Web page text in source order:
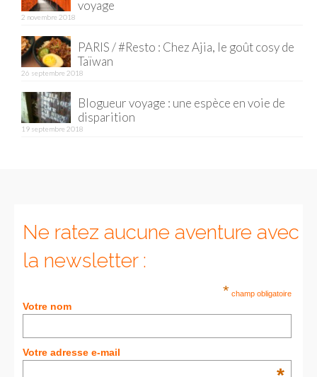
Berlin
Danemark
Royaume-Uni
GUIDES FOOD
– Munich
voyage
2 novembre 2018
PARIS / #Resto : Chez Ajia, le goût cosy de
Taïwan
26 septembre 2018
Blogueur voyage : une espèce en voie de
disparition
19 septembre 2018
Ne ratez aucune aventure avec
la newsletter :
* champ obligatoire
Votre nom
Votre adresse e-mail